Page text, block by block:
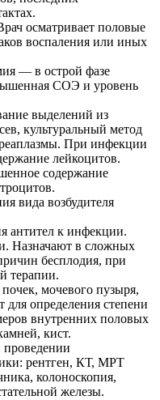
осматривает половые
воспаления или иных
— в острой фазе
СОЭ и уровень
выделений из
культуральный метод
При инфекции
лейкоцитов.
содержание
вида возбудителя
антител к инфекции.
Назначают в сложных
бесплодия, при
терапии.
мочевого пузыря,
определения степени
внутренних половых
кист.
рентген, КТ, МРТ
колоноскопия,
железы.